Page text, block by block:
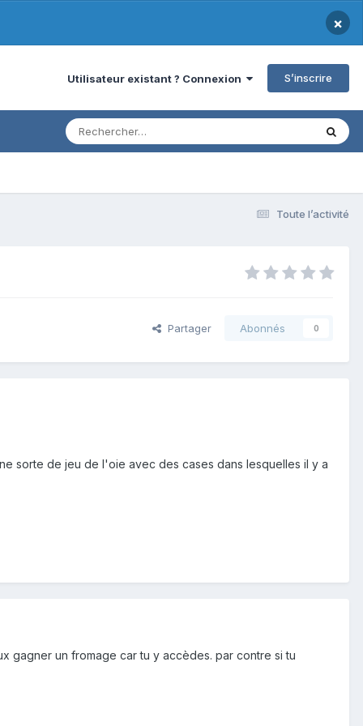
×
Utilisateur existant ? Connexion S’inscrire
Toute l’activité
Partager Abonnés 0
sorte de jeu de l'oie avec des cases dans lesquelles il y a
gagner un fromage car tu y accèdes. par contre si tu